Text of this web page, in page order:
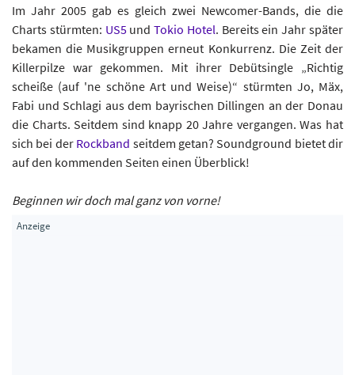
Im Jahr 2005 gab es gleich zwei Newcomer-Bands, die die
Charts stürmten: US5undTokio Hotel. Bereits ein Jahr später
bekamen die Musikgruppen erneut Konkurrenz. Die Zeit der
Killerpilze war gekommen. Mit ihrer Debütsingle „Richtig
scheiße (auf 'ne schöne Art und Weise)“ stürmten Jo, Mäx,
Fabi und Schlagi aus dem bayrischen Dillingen an der Donau
die Charts. Seitdem sind knapp 20 Jahre vergangen. Was hat
sich bei der Rockband seitdem getan? Soundground bietet dir
auf den kommenden Seiten einen Überblick!
Beginnen wir doch mal ganz von vorne!